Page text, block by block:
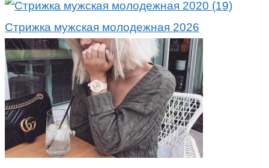
Стрижка мужская молодежная 2026